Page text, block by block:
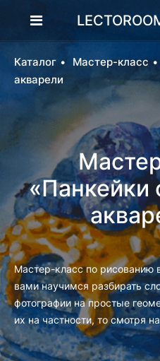
Каталог Мастер-класс
акварели
«Панкейки
Мастер-класс по
вами научимся разбирать
фотографии на простые
их на частности, то смотря